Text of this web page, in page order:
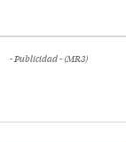
- Publicidad - (MR3)